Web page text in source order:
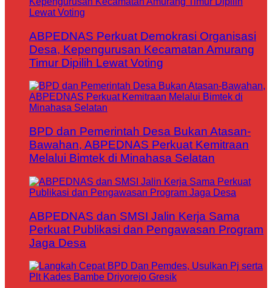
ABPEDNAS Perkuat Demokrasi Organisasi
Desa, Kepengurusan Kecamatan Amurang
Timur Dipilih Lewat Voting
BPD dan Pemerintah Desa Bukan Atasan-
Bawahan, ABPEDNAS Perkuat Kemitraan
Melalui Bimtek di Minahasa Selatan
ABPEDNAS dan SMSI Jalin Kerja Sama
Perkuat Publikasi dan Pengawasan Program
Jaga Desa